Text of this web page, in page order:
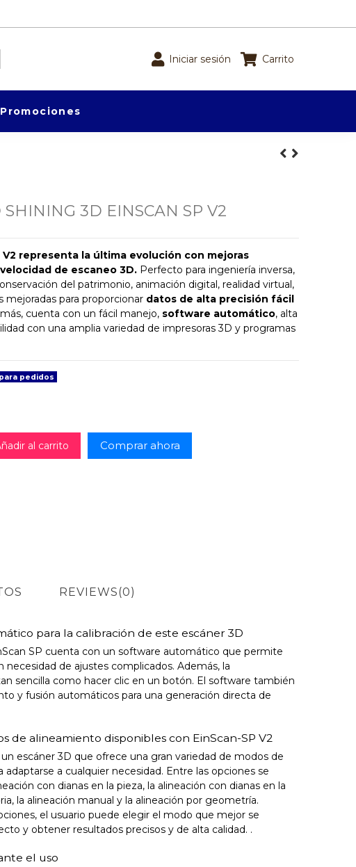
Iniciar sesión Carrito
Promociones
SHINING 3D EINSCAN SP V2
V2 representa la última evolución con mejoras
de escaneo 3D. Perfecto para ingeniería inversa,
del patrimonio, animación digital, realidad virtual,
mejoradas para proporcionar datos de alta precisión fácil
cuenta con un fácil manejo, software automático, alta
con una amplia variedad de impresoras 3D y programas
pedidos
al carrito Comprar ahora
REVIEWS(0)
para la calibración de este escáner 3D
SP cuenta con un software automático que permite
necesidad de ajustes complicados. Además, la
sencilla como hacer clic en un botón. El software también
y fusión automáticos para una generación directa de
de alineamiento disponibles con EinScan-SP V2
un escáner 3D que ofrece una gran variedad de modos de
adaptarse a cualquier necesidad. Entre las opciones se
con dianas en la pieza, la alineación con dianas en la
la alineación manual y la alineación por geometría.
el usuario puede elegir el modo que mejor se
y obtener resultados precisos y de alta calidad. .
el uso